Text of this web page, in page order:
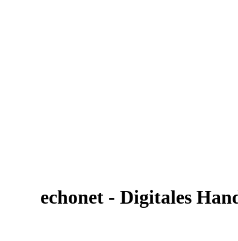
echonet - Digitales